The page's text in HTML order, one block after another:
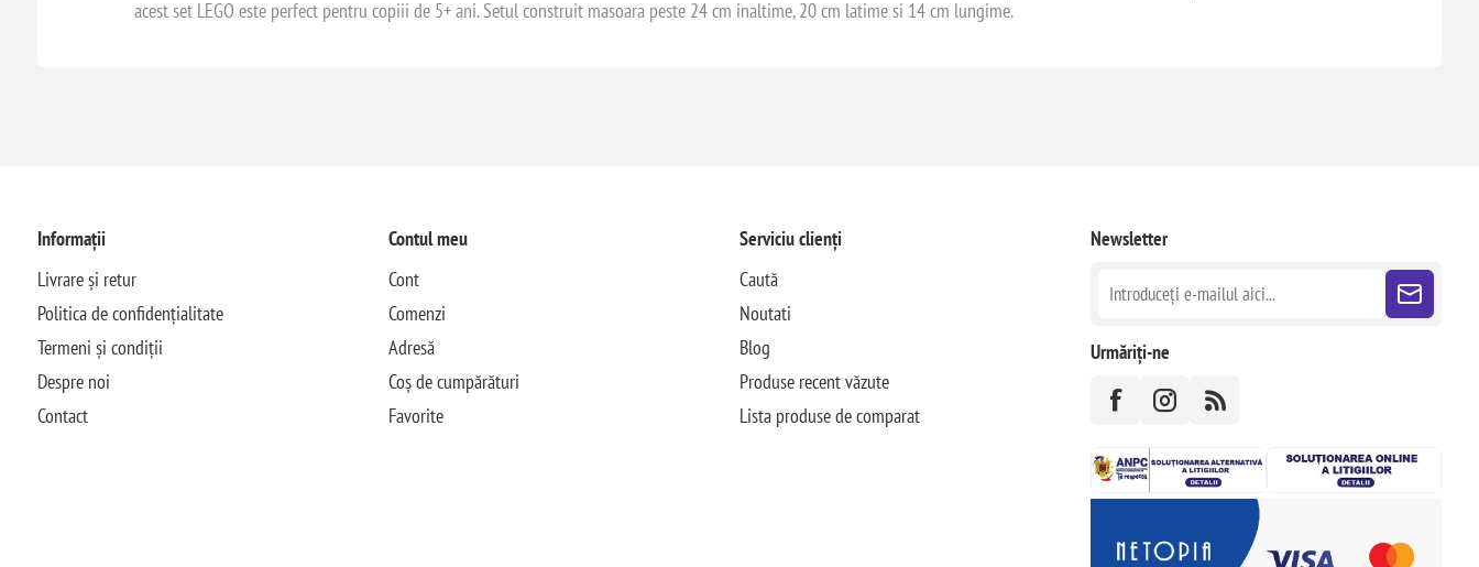
acest set LEGO este perfect pentru copiii de 5+ ani. Setul construit masoara peste 24 cm inaltime, 20 cm latime si 14 cm lungime.
Informații
Livrare și retur
Politica de confidențialitate
Termeni și condiții
Despre noi
Contact
Contul meu
Cont
Comenzi
Adresă
Coș de cumpărături
Favorite
Serviciu clienți
Caută
Noutati
Blog
Produse recent văzute
Lista produse de comparat
Newsletter
Urmăriți-ne